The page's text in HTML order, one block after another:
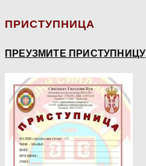
ПРИСТУПНИЦА
ПРЕУЗМИТЕ ПРИСТУПНИЦУ